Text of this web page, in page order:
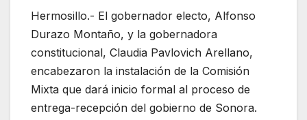
Hermosillo.- El gobernador electo, Alfonso
Durazo Montaño, y la gobernadora
constitucional, Claudia Pavlovich Arellano,
encabezaron la instalación de la Comisión
Mixta que dará inicio formal al proceso de
entrega-recepción del gobierno de Sonora.